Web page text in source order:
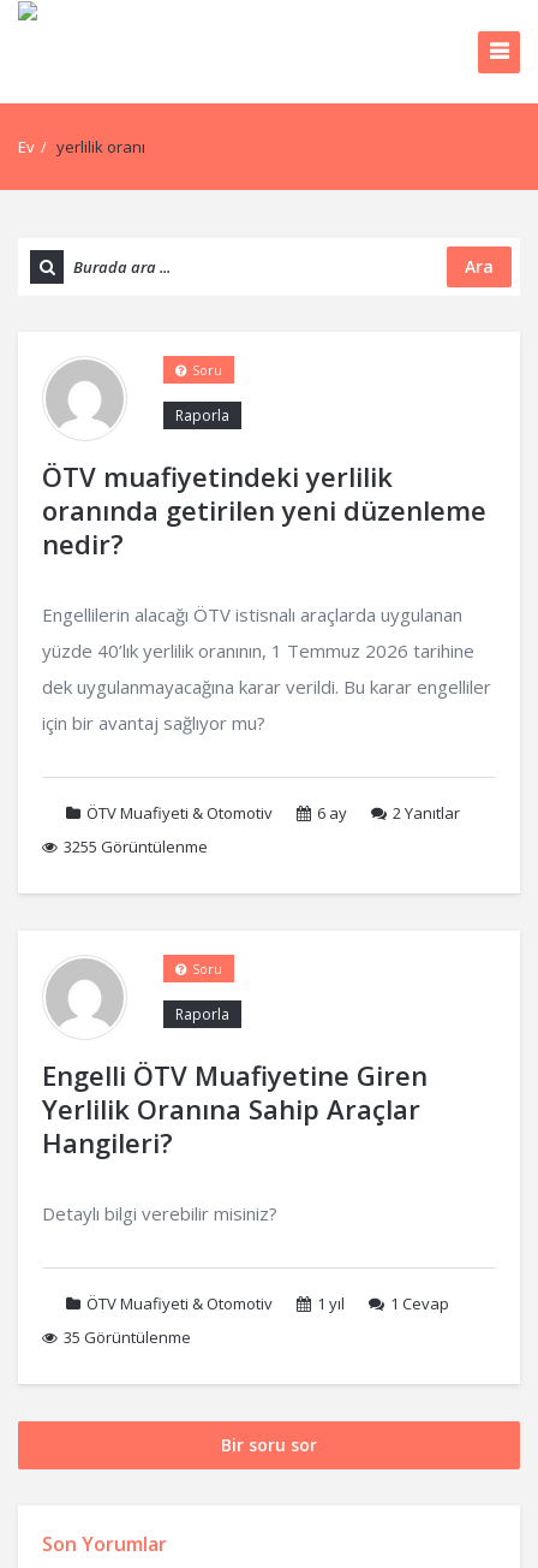
Ev / yerlilik oranı
Ara
ÖTV muafiyetindeki yerlilik
oranında getirilen yeni düzenleme
nedir?
Raporla
Soru
Engellilerin alacağı ÖTV istisnalı araçlarda uygulanan
yüzde 40’lık yerlilik oranının, 1 Temmuz 2026 tarihine
dek uygulanmayacağına karar verildi. Bu karar engelliler
için bir avantaj sağlıyor mu?
ÖTV Muafiyeti & Otomotiv 6 ay 2Yanıtlar
3255 Görüntülenme
Engelli ÖTV Muafiyetine Giren
Yerlilik Oranına Sahip Araçlar
Hangileri?
Raporla
Soru
Detaylı bilgi verebilir misiniz?
ÖTV Muafiyeti & Otomotiv 1 yıl 1 Cevap
35 Görüntülenme
Bir soru sor
Son Yorumlar